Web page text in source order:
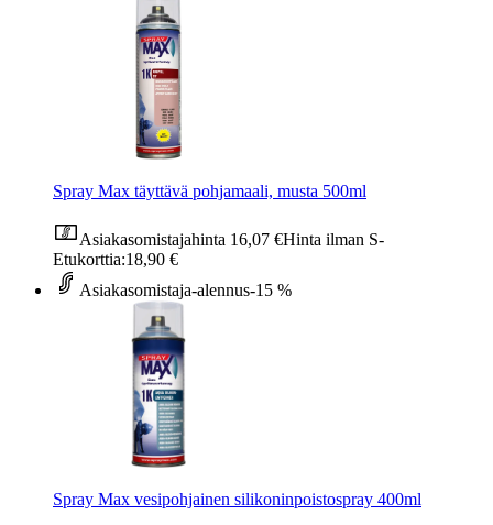
Spray Max täyttävä pohjamaali, musta 500ml
Asiakasomistajahinta 16,07 €Hinta ilman S-
Etukorttia:18,90 €
Asiakasomistaja-alennus-15 %
Spray Max vesipohjainen silikoninpoistospray 400ml